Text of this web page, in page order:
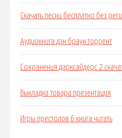
Скачать песни бесплатно без
Аудиокнига дэн браун торрент
Сохранения дарксайдерс 2
Выкладка товара презентация
Игры престолов 6 книга читать